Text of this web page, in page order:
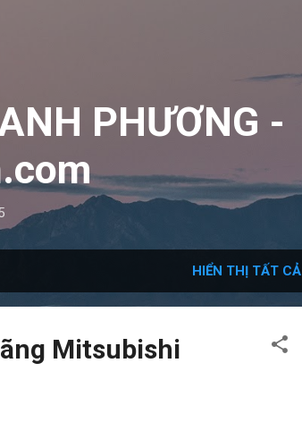
PHƯƠNG -
HIỂN THỊ TẤT CẢ
Mitsubishi